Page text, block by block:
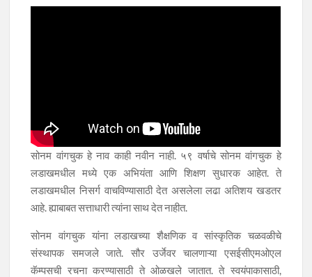
सोनम वांगचुक हे नाव काही नवीन नाही. ५९ वर्षाचे सोनम वांगचुक हे
लडाखमधील मध्ये एक अभियंता आणि शिक्षण सुधारक आहेत. ते
लडाखमधील निसर्ग वाचविण्यासाठी देत असलेला लढा अतिशय खडतर
आहे. ह्याबाबत सत्ताधारी त्यांना साथ देत नाहीत.
सोनम वांगचुक यांना लडाखच्या शैक्षणिक व सांस्कृतिक चळवळीचे
संस्थापक समजले जाते. सौर उर्जेवर चालणाऱ्या एसईसीएमओएल
कॅम्पसची रचना करण्यासाठी ते ओळखले जातात. ते स्वयंपाकासाठी,